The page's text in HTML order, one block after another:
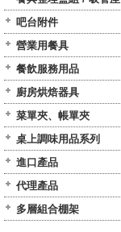
吧台附件
營業用餐具
餐飲服務用品
廚房烘焙器具
菜單夾、帳單夾
桌上調味用品系列
進口產品
代理產品
多層組合棚架